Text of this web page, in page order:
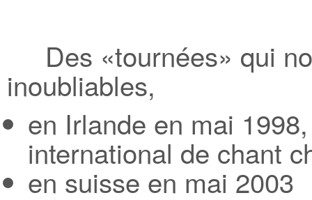
Des «tournées» qui
inoubliables,
en Irlande en mai
international de chant
en suisse en mai 2003